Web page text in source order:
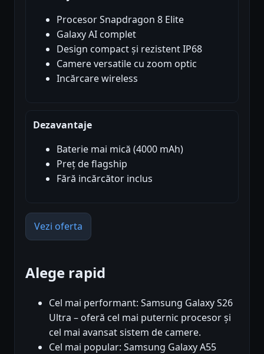
Procesor Snapdragon 8 Elite
Galaxy AI complet
Design compact și rezistent IP68
Camere versatile cu zoom optic
Incărcare wireless
Dezavantaje
Baterie mai mică (4000 mAh)
Preț de flagship
Fără incărcător inclus
Vezi oferta
Alege rapid
Cel mai performant: Samsung Galaxy S26
Ultra – oferă cel mai puternic procesor și
cel mai avansat sistem de camere.
Cel mai popular: Samsung Galaxy A55